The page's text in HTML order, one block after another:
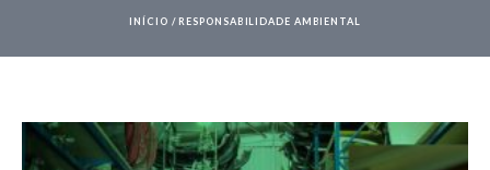
INÍCIO / RESPONSABILIDADE AMBIENTAL